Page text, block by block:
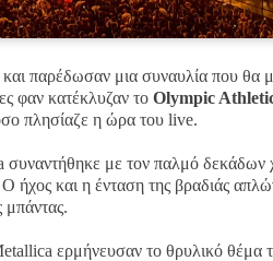
και παρέδωσαν μια συναυλία που θα
φαν κατέκλυζαν το Olympic
πλησίαζε η ώρα του live.
συναντήθηκε με τον παλμό δεκάδων
ήχος και η ένταση της βραδιάς
μπάντας.
ερμήνευσαν το θρυλικό θέμα